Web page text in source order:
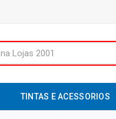
TINTAS E ACESSORIOS